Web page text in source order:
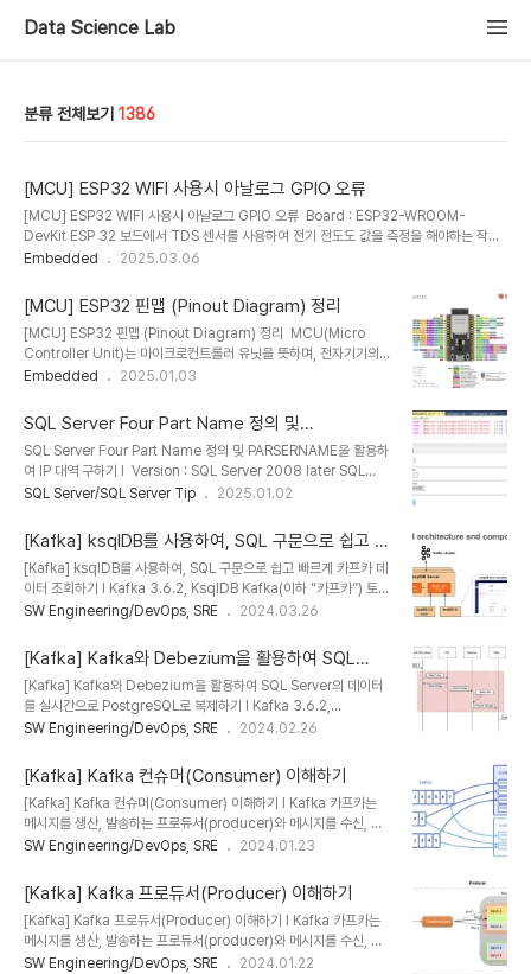
Data Science Lab
분류 전체보기 1386
[MCU] ESP32 WIFI 사용시 아날로그 GPIO 오류
[MCU] ESP32 WIFI 사용시 아날로그 GPIO 오류 Board : ESP32-WROOM-
DevKit ESP 32 보드에서 TDS 센서를 사용하여 전기 전도도 값을 측정을 해야하는 작업
이 있었다. 이때 샘플 코드로 작동하면 정상으로 작동하는데, WiFi를 활성화하면 정상적으
력) l 테스트 TDS 샘플 코드 : https://randomnerdtutorials.com/esp32-tds-
water-quality-sensor/ 해당 현상과 관련하여 검색해 보니, 일부 ESP32에서 WiFi를
활성화할 경우 일부 아날로그 GPIO핀이 정상적으로 동작하지 않는다고 한다. 이 문제를 해
결하기 위해서는 동작가능한 다..
Embedded 2025.03.06
[MCU] ESP32 핀맵 (Pinout Diagram) 정리
[MCU] ESP32 핀맵 (Pinout Diagram) 정리 MCU(Micro
Controller Unit)는 마이크로컨트롤러 유닛을 뜻하며, 전자기기의
조작이나 특정 시스템을 제어하는 역할을 하는 집적회로(IC)이다. 일
가 많고 보드에 붙어있는 확장 디바이스 따라 기능이 추가되기 때문에,
비슷하게 생겼어도 일부 기능들이 조금씩 다르다. 예를들어 ESP32
모델만 하더라도 뒤에 붙는 숫자에 따라 WIFI만 되느냐, 블루투스도
되느냐, 싱글코어이냐 듀얼코어이냐 등이 나뉜다. 그렇기 때문에
MCU를 선택할 때에는 필요한 기능들이 지원되는지 확인할 수 있도
왕이면 SOC(Sy..
Embedded 2025.01.03
SQL Server Four Part Name 정의 및
PARSERNAME을 활용하여 IP 대역 구하기
SQL Server Four Part Name 정의 및 PARSERNAME을 활용하
여 IP 대역 구하기 l Version : SQL Server 2008 later SQL
Server를 운영하다 보면 Four Part Name 또는 Three Part
템에서 여러 데이터베이스 간에 개체(테이블, 뷰)를 참조하는데 사용
되는 명명 규칙을 의미한다.l Three-Part Name : 데이터베이스
이름, 스키마, 개체 이름을 포함ü 예:
DatabaseName.dbo.Employee)l Four-Part Name : 서버
이름을 포함하여 Three-Part Name부분을 확장ü 예:
SQL Server/SQL Server Tip 2025.01.02
[Kafka] ksqlDB를 사용하여, SQL 구문으로 쉽고 빠
르게 카프카 데이터 조회하기
[Kafka] ksqlDB를 사용하여, SQL 구문으로 쉽고 빠르게 카프카 데
이터 조회하기 l Kafka 3.6.2, KsqlDB Kafka(이하 “카프카”) 토픽
에 저장되어 있는 데이터를 사용하기 위해서는 컨슈머라는 것이 필요
터를 제공한다. 이렇게 시스템을 구성해 놓으면 빠르고 편리하게 메시
징 처리를 할 수 있다. 그런데 실시간으로 카프카의 데이터를 조회(집
계, 조인)하거나, 카프카 내부의 토픽 데이터를 조합해서 새로운 토픽
데이터 생성이 필요할 때가 있다. 이 경우 매번 컨슈머를 개발하거나
CLI를 통해 구축하는 것은 매우 번거롭고 익숙하지 않은 사용자에게
사용하여..
SW Engineering/DevOps, SRE 2024.03.26
[Kafka] Kafka와 Debezium을 활용하여 SQL
Server의 데이터를 실시간으로 PostgreSQL로 복
제하기
[Kafka] Kafka와 Debezium을 활용하여 SQL Server의 데이터
를 실시간으로 PostgreSQL로 복제하기 l Kafka 3.6.2,
Debezium 2.5, SQL Server 2019, PostgreSQL 12 Kafka(이
Server에서 발생하는 실시간 DML을 캡처하여 PostgreSQL로 데
이터를 복제하는 방법에 대해서 알아본다. 이번 포스트에서는 실시간
데이터 복제를 위한 구성 정도로만 다루고, 각 단계에서의 상세한 기술
내용은 추후 다른 포스팅에서 다룰 예정이다. [Architecture] 이번
에 구축하려는 시스템의 아키텍처는 아래와 같다. 어플리케이션에서
SW Engineering/DevOps, SRE 2024.02.26
[Kafka] Kafka 컨슈머(Consumer) 이해하기
[Kafka] Kafka 컨슈머(Consumer) 이해하기 l Kafka 카프카는
메시지를 생산, 발송하는 프로듀서(producer)와 메시지를 수신, 소
비하는 컨슈머(consumer)가 있으며, 프로듀서와 컨슈머 사이에서
머에 대해서 알아본다. 프로듀서가 카프카의 토픽으로 메시지를 보내
면 그 토픽의 메시지를 가져와 소비하는 역할을 하는 애플리케이션, 서
버 등을 지칭해서 컨슈머(Consumer)라고 한다. 컨슈머의 주요 기능
은 파티션 리더에게 메시지를 가져오기를 요청하는 것이다. 각 요청은
로그의 오프셋을 명시하고 그 위치로부터 로그 메시지를 수신한다. 그
SW Engineering/DevOps, SRE 2024.01.23
[Kafka] Kafka 프로듀서(Producer) 이해하기
[Kafka] Kafka 프로듀서(Producer) 이해하기 l Kafka 카프카는
메시지를 생산, 발송하는 프로듀서(producer)와 메시지를 수신, 소
비하는 컨슈머(consumer)가 있으며, 프로듀서와 컨슈머 사이에서
SW Engineering/DevOps, SRE 2024.01.22